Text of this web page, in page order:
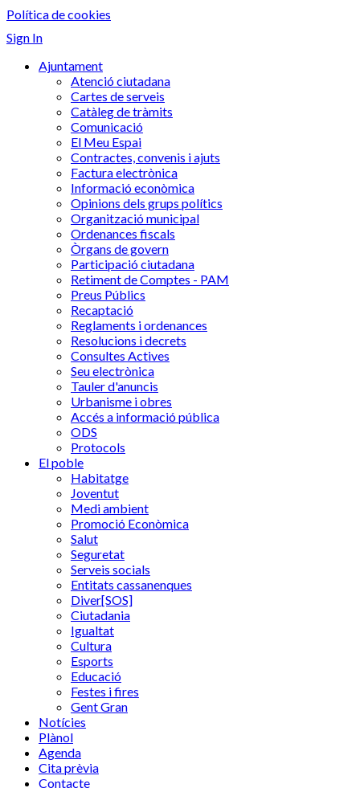
Política de cookies
Sign In
Ajuntament
Atenció ciutadana
Cartes de serveis
Catàleg de tràmits
Comunicació
El Meu Espai
Contractes, convenis i ajuts
Factura electrònica
Informació econòmica
Opinions dels grups polítics
Organització municipal
Ordenances fiscals
Òrgans de govern
Participació ciutadana
Retiment de Comptes - PAM
Preus Públics
Recaptació
Reglaments i ordenances
Resolucions i decrets
Consultes Actives
Seu electrònica
Tauler d'anuncis
Urbanisme i obres
Accés a informació pública
ODS
Protocols
El poble
Habitatge
Joventut
Medi ambient
Promoció Econòmica
Salut
Seguretat
Serveis socials
Entitats cassanenques
Diver[SOS]
Ciutadania
Igualtat
Cultura
Esports
Educació
Festes i fires
Gent Gran
Notícies
Plànol
Agenda
Cita prèvia
Contacte